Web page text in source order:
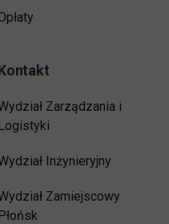
Zarządzania i
Inżynieryjny
Zamiejscowy